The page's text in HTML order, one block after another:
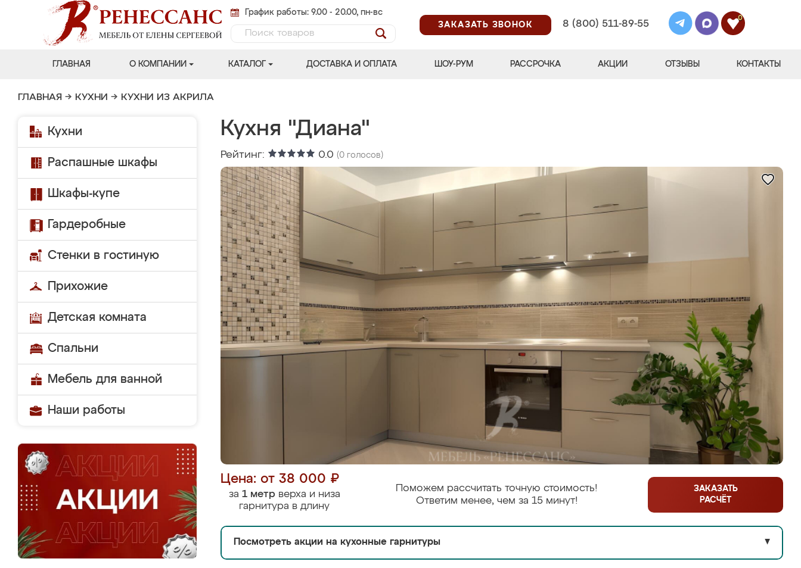
График работы: 9.00 - 20.00, пн-вс
ЗАКАЗАТЬ ЗВОНОК
8 (800) 511-89-55
0
ГЛАВНАЯ О КОМПАНИИ КАТАЛОГ ДОСТАВКА И ОПЛАТА ШОУ-РУМ РАССРОЧКА АКЦИИ ОТЗЫВЫ КОНТАКТЫ
ГЛАВНАЯ → КУХНИ → КУХНИ ИЗ АКРИЛА
Кухни
Распашные шкафы
Шкафы-купе
Гардеробные
Стенки в гостиную
Прихожие
Детская комната
Спальни
Мебель для ванной
Наши работы
Кухня "Диана"
Рейтинг: 0.0 (0 голосов)
Цена: от 38 000 ₽
за 1 метрверха и низа
гарнитура в длину
Поможем рассчитать точную стоимость!
Ответим менее, чем за 15 минут!
ЗАКАЗАТЬ
РАСЧЁТ
Посмотреть акции на кухонные гарнитуры ▼